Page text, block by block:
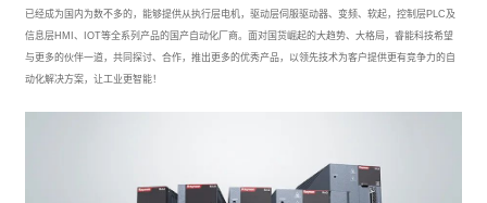
已经成为国内为数不多的，能够提供从执行层电机，驱动层伺服驱动器、变频、软起，控制层PLC及
信息层HMI、IOT等全系列产品的国产自动化厂商。面对国货崛起的大趋势、大格局，睿能科技希望
与更多的伙伴一道，共同探讨、合作，推出更多的优秀产品，以领先技术为客户提供更有竞争力的自
动化解决方案，让工业更智能！